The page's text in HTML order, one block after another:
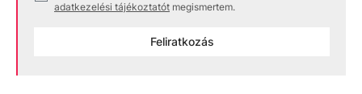
adatkezelési tájékoztatót megismertem.
Feliratkozás